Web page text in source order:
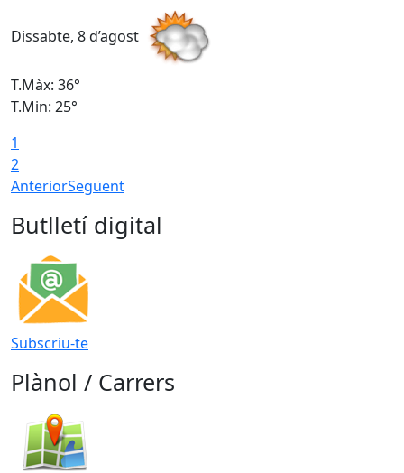
Dissabte, 8 d’agost
T.Màx: 36°
T.Min: 25°
1
2
AnteriorSegüent
Butlletí digital
Subscriu-te
Plànol / Carrers